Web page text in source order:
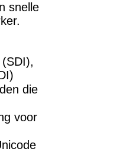
snelle
die
voor